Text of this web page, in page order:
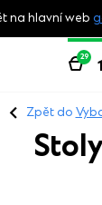
na hlavní web
29
Zpět do